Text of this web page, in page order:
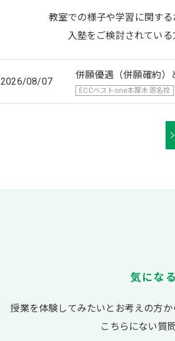
教室での様子や学習に関す
入塾をご検討されてい
2026/08/07
併願優遇（併願確約）
ECCベストone本厚木恩名校
気にな
授業を体験してみたいとお考えの方
こちらにない質